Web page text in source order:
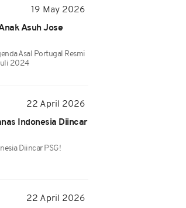
19 May 2026
Asuh Jose
Asal Portugal Resmi
2024
22 April 2026
Indonesia Diincar
Diincar PSG!
22 April 2026